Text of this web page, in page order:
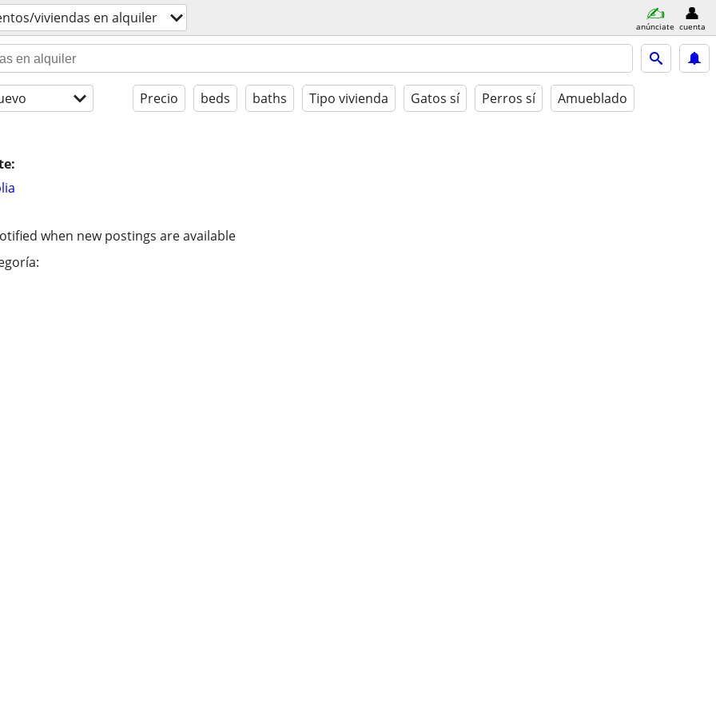
viviendas en alquiler anúnciate cuenta
Precio beds baths Tipo vivienda Gatos sí Perros sí Amueblado
when new postings are available